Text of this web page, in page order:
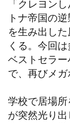
「クレヨン
トナ帝国の逆
を生み出し
くる。今回
ベストセラ
で、再びメガ
学校で居場
が突然光り